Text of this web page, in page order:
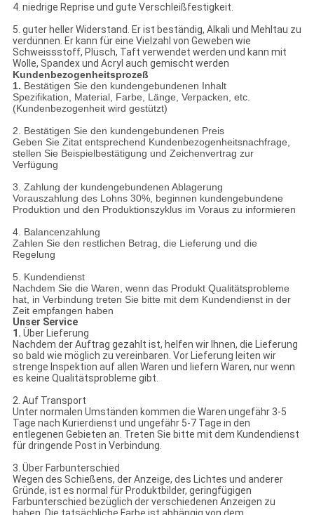
4. niedrige Reprise und gute Verschleißfestigkeit.
5. guter heller Widerstand. Er ist beständig, Alkali und Mehltau zu
verdünnen. Er kann für eine Vielzahl von Geweben wie
Schweissstoff, Plüsch, Taft verwendet werden und kann mit
Wolle, Spandex und Acryl auch gemischt werden
Kundenbezogenheitsprozeß
1. Bestätigen Sie den kundengebundenen Inhalt
Spezifikation, Material, Farbe, Länge, Verpacken, etc.
(Kundenbezogenheit wird gestützt)
2. Bestätigen Sie den kundengebundenen Preis
Geben Sie Zitat entsprechend Kundenbezogenheitsnachfrage,
stellen Sie Beispielbestätigung und Zeichenvertrag zur
Verfügung
3. Zahlung der kundengebundenen Ablagerung
Vorauszahlung des Lohns 30%, beginnen kundengebundene
Produktion und den Produktionszyklus im Voraus zu informieren
4. Balancenzahlung
Zahlen Sie den restlichen Betrag, die Lieferung und die
Regelung
5. Kundendienst
Nachdem Sie die Waren, wenn das Produkt Qualitätsprobleme
hat, in Verbindung treten Sie bitte mit dem Kundendienst in der
Zeit empfangen haben
Unser Service
1. Über Lieferung
Nachdem der Auftrag gezahlt ist, helfen wir Ihnen, die Lieferung
so bald wie möglich zu vereinbaren. Vor Lieferung leiten wir
strenge Inspektion auf allen Waren und liefern Waren, nur wenn
es keine Qualitätsprobleme gibt.
2. Auf Transport
Unter normalen Umständen kommen die Waren ungefähr 3-5
Tage nach Kurierdienst und ungefähr 5-7 Tage in den
entlegenen Gebieten an. Treten Sie bitte mit dem Kundendienst
für dringende Post in Verbindung.
3. Über Farbunterschied
Wegen des Schießens, der Anzeige, des Lichtes und anderer
Gründe, ist es normal für Produktbilder, geringfügigen
Farbunterschied bezüglich der verschiedenen Anzeigen zu
haben. Die tatsächliche Farbe ist abhängig von dem